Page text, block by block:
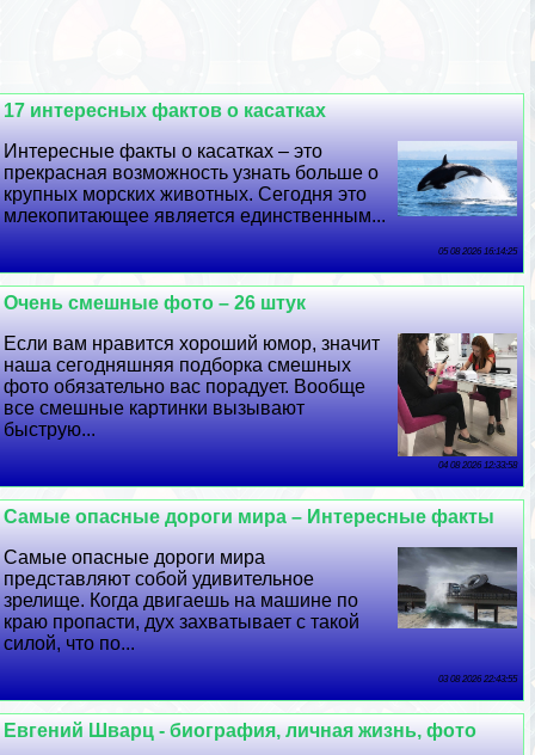
17 интересных фактов о касатках
Интересные факты о касатках – это
прекрасная возможность узнать больше о
крупных морских животных. Сегодня это
млекопитающее является единственным...
05 08 2026 16:14:25
Очень смешные фото – 26 штук
Если вам нравится хороший юмор, значит
наша сегодняшняя подборка смешных
фото обязательно вас порадует. Вообще
все смешные картинки вызывают
быструю...
04 08 2026 12:33:58
Самые опасные дороги мира – Интересные факты
Самые опасные дороги мира
представляют собой удивительное
зрелище. Когда двигаешь на машине по
краю пропасти, дух захватывает с такой
силой, что по...
03 08 2026 22:43:55
Евгений Шварц - биография, личная жизнь, фото